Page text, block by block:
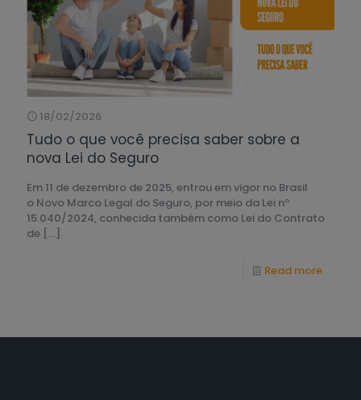
18/02/2026
Tudo o que você precisa saber sobre a
nova Lei do Seguro
Em 11 de dezembro de 2025, entrou em vigor no Brasil
o Novo Marco Legal do Seguro, por meio da Lei nº
15.040/2024, conhecida também como Lei do Contrato
de […]
Read more